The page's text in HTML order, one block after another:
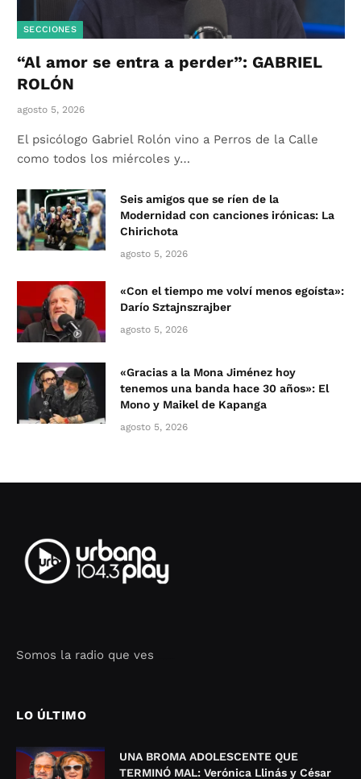
SECCIONES
“Al amor se entra a perder”: GABRIEL
ROLÓN
agosto 5, 2026
El psicólogo Gabriel Rolón vino a Perros de la Calle
como todos los miércoles y…
Seis amigos que se ríen de la
Modernidad con canciones irónicas: La
Chirichota
agosto 5, 2026
«Con el tiempo me volví menos egoísta»:
Darío Sztajnszrajber
agosto 5, 2026
«Gracias a la Mona Jiménez hoy
tenemos una banda hace 30 años»: El
Mono y Maikel de Kapanga
agosto 5, 2026
Somos la radio que ves
LO ÚLTIMO
UNA BROMA ADOLESCENTE QUE
TERMINÓ MAL: Verónica Llinás y César